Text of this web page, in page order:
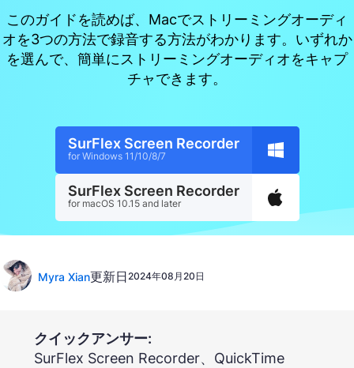
このガイドを読めば、Macでストリーミングオーディ
オを3つの方法で録音する方法がわかります。いずれか
を選んで、簡単にストリーミングオーディオをキャプ
チャできます。
SurFlex Screen Recorder
for Windows 11/10/8/7
SurFlex Screen Recorder
for macOS 10.15 and later
Myra Xian更新日2024年08月20日
クイックアンサー:
SurFlex Screen Recorder、QuickTime